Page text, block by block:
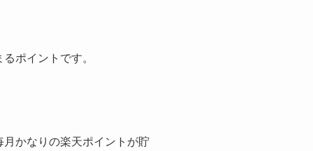
ポイントです。
かなりの楽天ポイントが貯